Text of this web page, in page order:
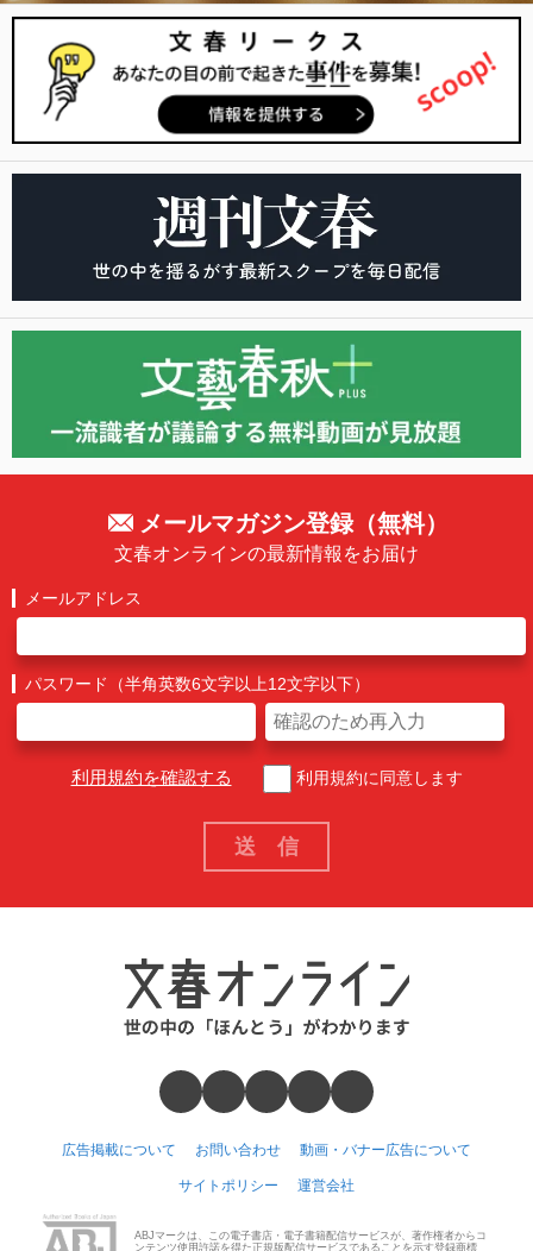
メールマガジン登録（無料）
文春オンラインの最新情報をお届け
メールアドレス
パスワード（半角英数6文字以上12文字以下）
利用規約を確認する 利用規約に同意します
広告掲載について お問い合わせ 動画・バナー広告について
サイトポリシー 運営会社
ABJマークは、この電子書店・電子書籍配信サービスが、著作権者からコ
ンテンツ使用許諾を得た正規版配信サービスであることを示す登録商標